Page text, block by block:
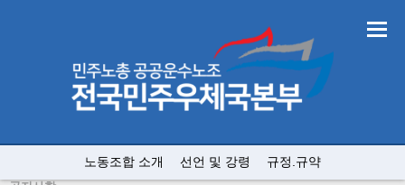
노동조합 소개 선언 및 강령 규정.규약